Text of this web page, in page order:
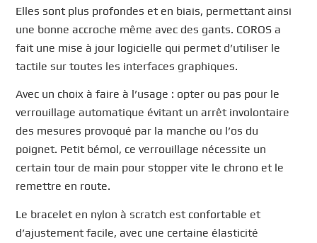
Elles sont plus profondes et en biais, permettant ainsi
une bonne accroche même avec des gants. COROS a
fait une mise à jour logicielle qui permet d’utiliser le
tactile sur toutes les interfaces graphiques.
Avec un choix à faire à l’usage : opter ou pas pour le
verrouillage automatique évitant un arrêt involontaire
des mesures provoqué par la manche ou l’os du
poignet. Petit bémol, ce verrouillage nécessite un
certain tour de main pour stopper vite le chrono et le
remettre en route.
Le bracelet en nylon à scratch est confortable et
d’ajustement facile, avec une certaine élasticité